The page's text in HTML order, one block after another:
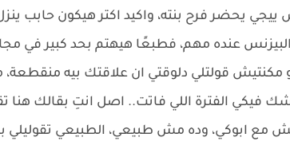
يحضر فرح بنته، واكيد اكتر هيكون حابب
البيزنس عنده مهم، فطبعًا هيهتم بحد كبير في
مكنتيش قولتلي دلوقتي ان علاقتك بيه
فيكي الفترة اللي فاتت.. اصل انتِ بقالك هنا
ابوكي، وده مش طبيعي، الطبيعي تقوليلي بابا